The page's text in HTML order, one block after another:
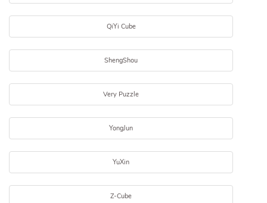
QiYi Cube
ShengShou
Very Puzzle
YongJun
YuXin
Z-Cube